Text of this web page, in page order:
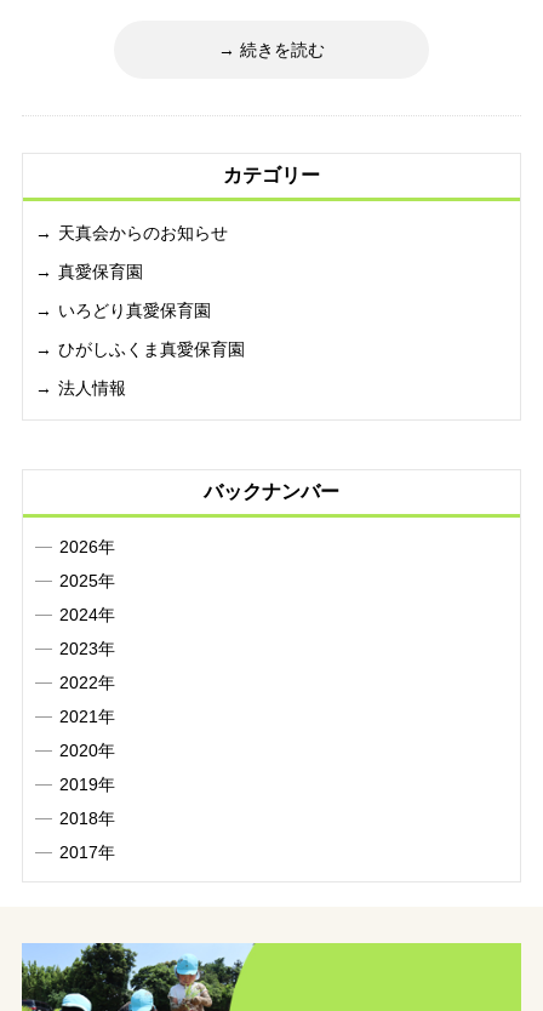
続きを読む
カテゴリー
天真会からのお知らせ
真愛保育園
いろどり真愛保育園
ひがしふくま真愛保育園
法人情報
バックナンバー
2026年
2025年
2024年
2023年
2022年
2021年
2020年
2019年
2018年
2017年